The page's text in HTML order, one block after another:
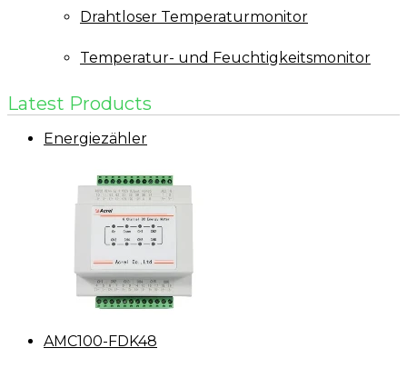
Drahtloser Temperaturmonitor
Temperatur- und Feuchtigkeitsmonitor
Latest Products
Energiezähler
AMC100-FDK48